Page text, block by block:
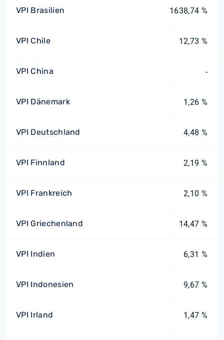
VPI Brasilien 1638,74 %
VPI Chile 12,73 %
VPI China -
VPI Dänemark 1,26 %
VPI Deutschland 4,48 %
VPI Finnland 2,19 %
VPI Frankreich 2,10 %
VPI Griechenland 14,47 %
VPI Indien 6,31 %
VPI Indonesien 9,67 %
VPI Irland 1,47 %